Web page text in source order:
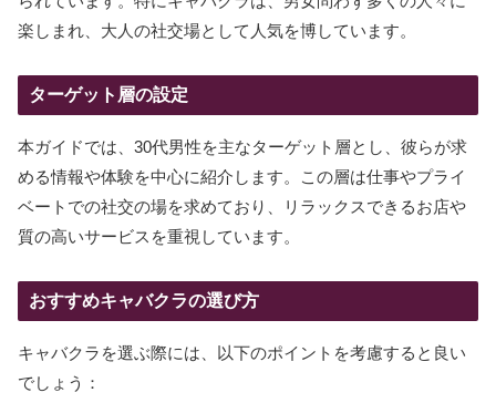
楽しまれ、大人の社交場として人気を博しています。
ターゲット層の設定
本ガイドでは、30代男性を主なターゲット層とし、彼らが求
める情報や体験を中心に紹介します。この層は仕事やプライ
ベートでの社交の場を求めており、リラックスできるお店や
質の高いサービスを重視しています。
おすすめキャバクラの選び方
キャバクラを選ぶ際には、以下のポイントを考慮すると良い
でしょう：